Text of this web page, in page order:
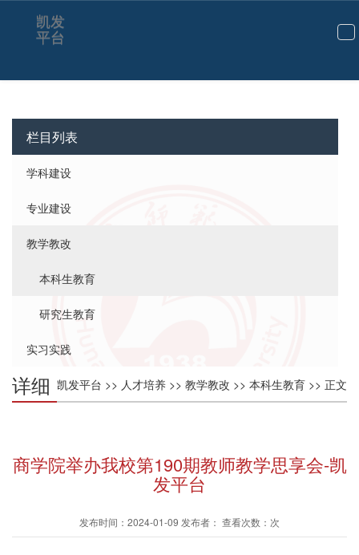
切
航
凯发
平台
栏目列表
学科建设
专业建设
教学教改
本科生教育
研究生教育
实习实践
凯发平台 >> 人才培养 >> 教学教改 >> 本科生教育 >> 正文
详细
商学院举办我校第190期教师教学思享会-凯
发平台
发布时间：2024-01-09 发布者： 查看次数：次